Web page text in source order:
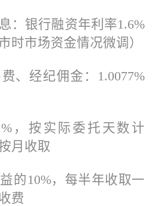
：银行融资年利率1.6%
时市场资金情况微调）
、经纪佣金：1.0077%
，按实际委托天数计
月收取
的10%，每半年收取一
费